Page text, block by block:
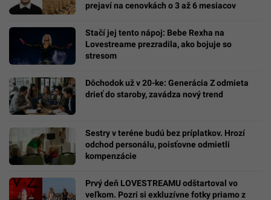
prejaví na cenovkách o 3 až 6 mesiacov
Stačí jej tento nápoj: Bebe Rexha na
Lovestreame prezradila, ako bojuje so
stresom
Dôchodok už v 20-ke: Generácia Z odmieta
drieť do staroby, zavádza nový trend
Sestry v teréne budú bez príplatkov. Hrozí
odchod personálu, poisťovne odmietli
kompenzácie
Prvý deň LOVESTREAMU odštartoval vo
veľkom. Pozri si exkluzívne fotky priamo z